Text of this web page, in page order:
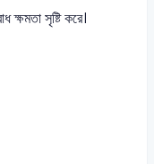
ক্ষমতা সৃষ্টি করে।